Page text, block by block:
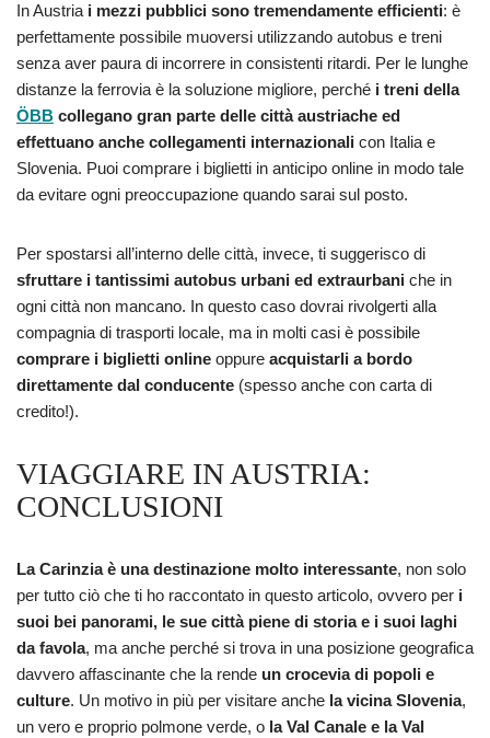
In Austria i mezzi pubblici sono tremendamente efficienti: è
perfettamente possibile muoversi utilizzando autobus e treni
senza aver paura di incorrere in consistenti ritardi. Per le lunghe
distanze la ferrovia è la soluzione migliore, perché i treni della
ÖBB collegano gran parte delle città austriache ed
effettuano anche collegamenti internazionali con Italia e
Slovenia. Puoi comprare i biglietti in anticipo online in modo tale
da evitare ogni preoccupazione quando sarai sul posto.
Per spostarsi all’interno delle città, invece, ti suggerisco di
sfruttare i tantissimi autobus urbani ed extraurbani che in
ogni città non mancano. In questo caso dovrai rivolgerti alla
compagnia di trasporti locale, ma in molti casi è possibile
comprare i biglietti online oppure acquistarli a bordo
direttamente dal conducente (spesso anche con carta di
credito!).
VIAGGIARE IN AUSTRIA:
CONCLUSIONI
La Carinzia è una destinazione molto interessante, non solo
per tutto ciò che ti ho raccontato in questo articolo, ovvero per i
suoi bei panorami, le sue città piene di storia e i suoi laghi
da favola, ma anche perché si trova in una posizione geografica
davvero affascinante che la rende un crocevia di popoli e
culture. Un motivo in più per visitare anche la vicina Slovenia,
un vero e proprio polmone verde, o la Val Canale e la Val